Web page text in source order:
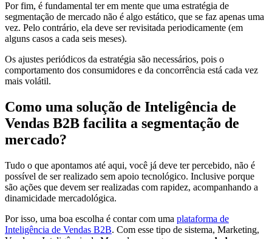
Por fim, é fundamental ter em mente que uma estratégia de
segmentação de mercado não é algo estático, que se faz apenas uma
vez. Pelo contrário, ela deve ser revisitada periodicamente (em
alguns casos a cada seis meses).
Os ajustes periódicos da estratégia são necessários, pois o
comportamento dos consumidores e da concorrência está cada vez
mais volátil.
Como uma solução de Inteligência de
Vendas B2B facilita a segmentação de
mercado?
Tudo o que apontamos até aqui, você já deve ter percebido, não é
possível de ser realizado sem apoio tecnológico. Inclusive porque
são ações que devem ser realizadas com rapidez, acompanhando a
dinamicidade mercadológica.
Por isso, uma boa escolha é contar com uma plataforma de
Inteligência de Vendas B2B. Com esse tipo de sistema, Marketing,